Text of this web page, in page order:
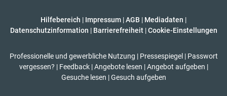
Hilfebereich | Impressum |AGB | Mediadaten |
Datenschutzinformation | Barrierefreiheit | Cookie-Einstellungen
Professionelle und gewerbliche Nutzung | Pressespiegel | Passwort
vergessen? | Feedback | Angebote lesen | Angebot aufgeben |
Gesuche lesen | Gesuch aufgeben